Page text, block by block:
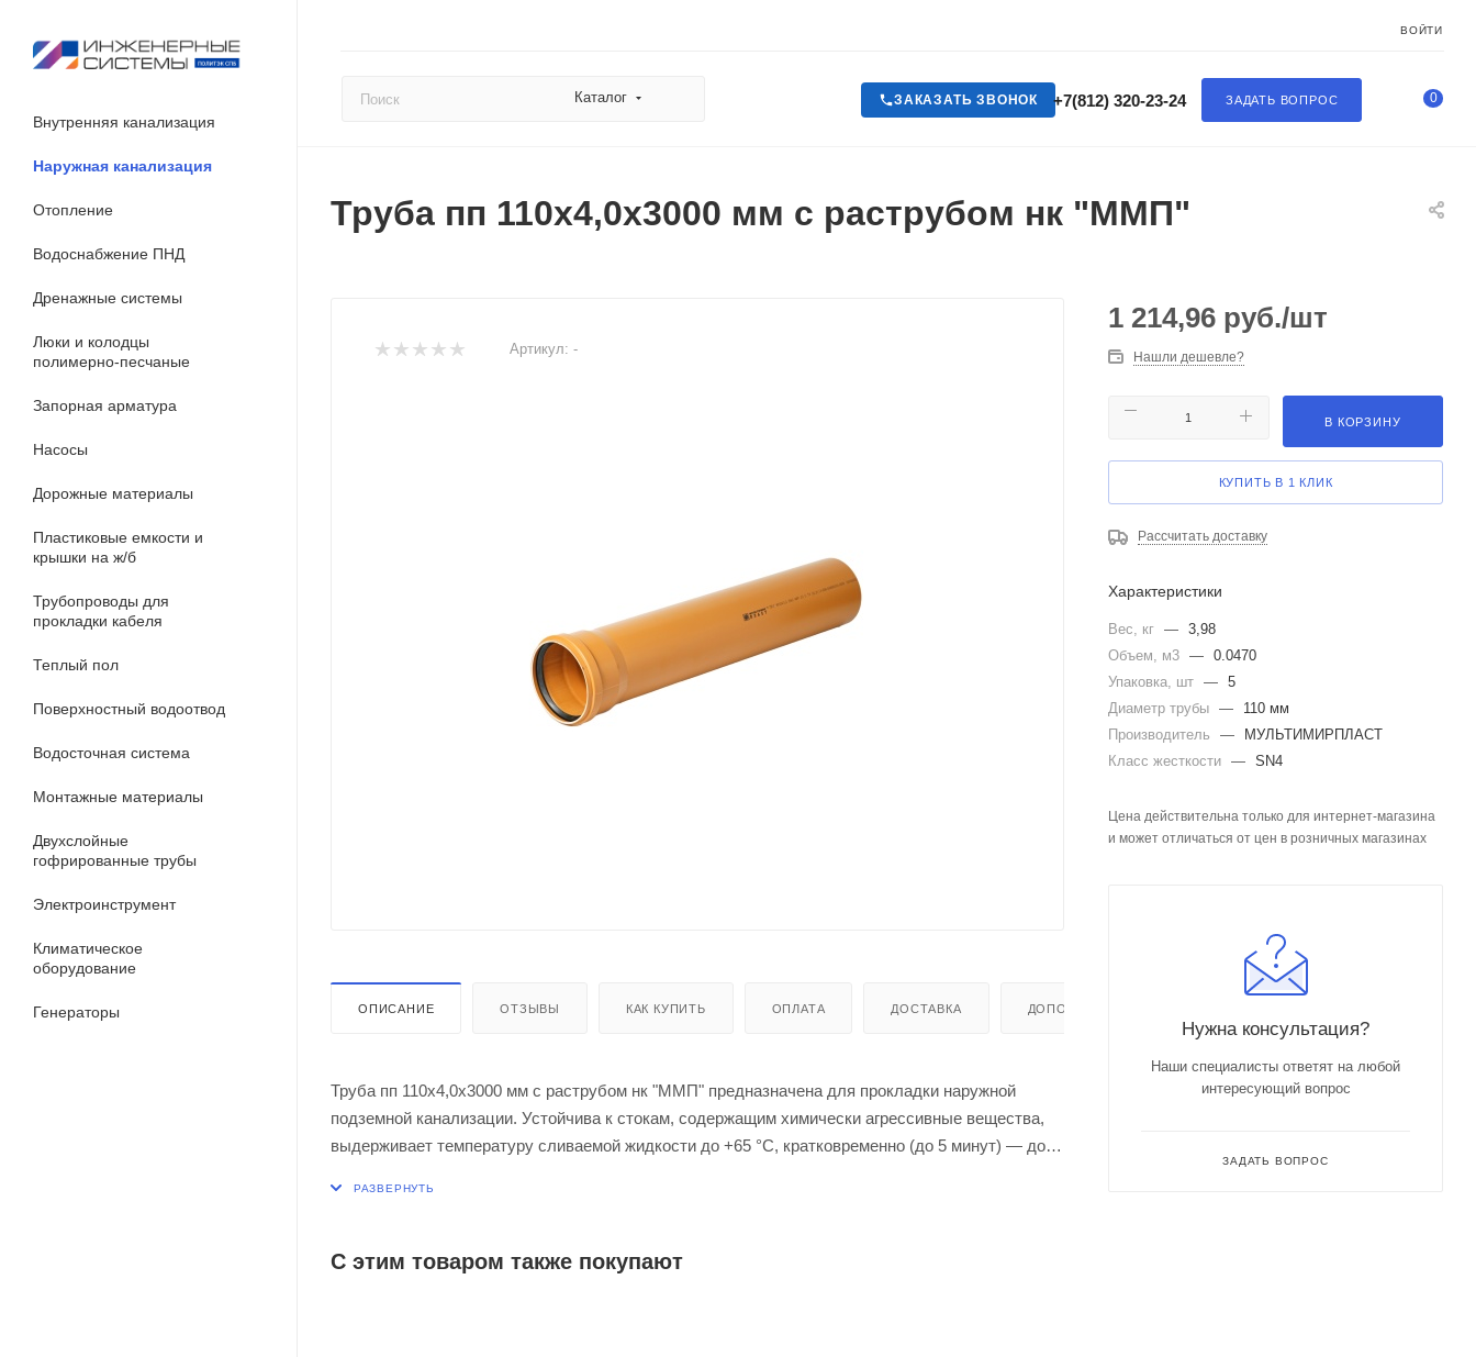
ВОЙТИ
Каталог ЗАДАТЬ ВОПРОС
+7(812) 320-23-24
ЗАКАЗАТЬ ЗВОНОК 0
Внутренняя канализация
Наружная канализация
Отопление
Водоснабжение ПНД
Дренажные системы
Люки и колодцы
полимерно-песчаные
Запорная арматура
Насосы
Дорожные материалы
Пластиковые емкости и
крышки на ж/б
Трубопроводы для
прокладки кабеля
Теплый пол
Поверхностный водоотвод
Водосточная система
Монтажные материалы
Двухслойные
гофрированные трубы
Электроинструмент
Климатическое
оборудование
Генераторы
Труба пп 110х4,0х3000 мм с раструбом нк "ММП"
Артикул: -
ОПИСАНИЕ ОТЗЫВЫ КАК КУПИТЬ ОПЛАТА ДОСТАВКА ДОПОЛНИТЕЛЬНО
Труба пп 110х4,0х3000 мм с раструбом нк "ММП" предназначена для прокладки наружной
подземной канализации. Устойчива к стокам, содержащим химически агрессивные вещества,
выдерживает температуру сливаемой жидкости до +65 °C, кратковременно (до 5 минут) — до
С этим товаром также покупают
1 214,96 руб./шт
Нашли дешевле?
В КОРЗИНУ
КУПИТЬ В 1 КЛИК
Рассчитать доставку
Характеристики
Вес, кг — 3,98
Объем, м3 — 0.0470
Упаковка, шт — 5
Диаметр трубы —
110 мм
Производитель
—
МУЛЬТИМИРПЛАСТ
Класс жесткости — SN4
Цена действительна только для интернет-магазина
и может отличаться от цен в розничных магазинах
Нужна консультация?
Наши специалисты ответят на любой
интересующий вопрос
ЗАДАТЬ ВОПРОС